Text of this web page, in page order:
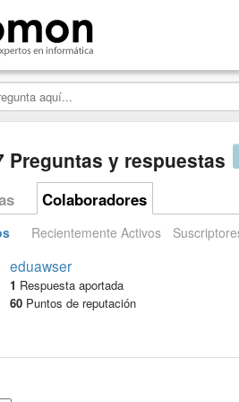
Preguntas y respuestas
Colaboradores
Recientemente Activos
eduawser
1 Respuesta aportada
60Puntos de reputación